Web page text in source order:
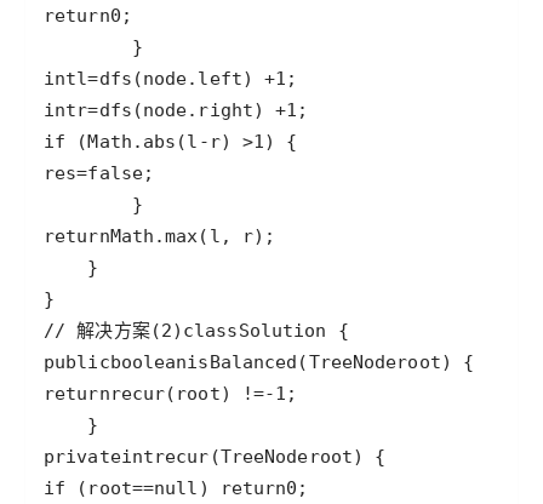
return0
intl=dfs (node. left) +1
intr=dfs (node. right) +1
if (Math . abs (l - r) >1
res=false
returnMath .max( l , r
// 解决方案(2) classSolution
publicbooleanisBalanced (TreeNoderoot
returnrecur( root) !=-1
privateintrecur (TreeNoderoot
if ( root==null ) return0